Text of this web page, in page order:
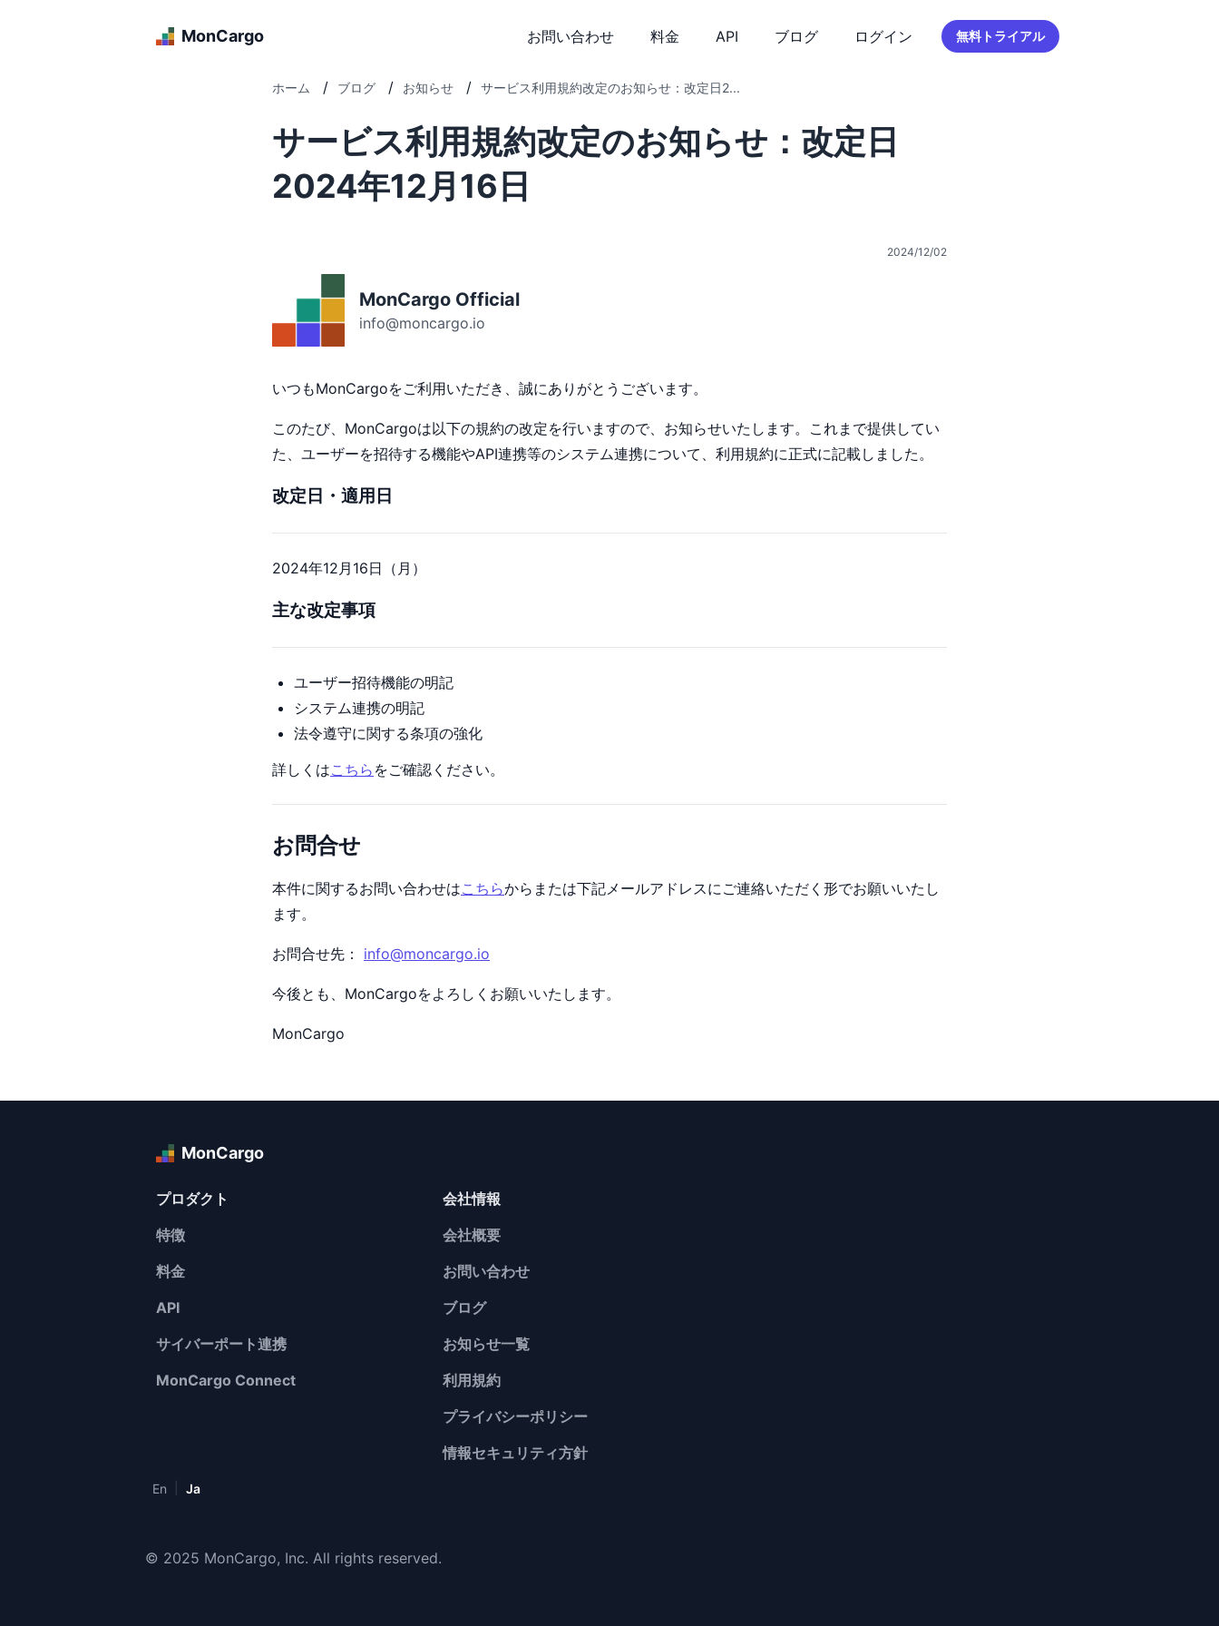
MonCargo お問い合わせ 料金 API ブログ ログイン 無料トライアル
ホーム / ブログ / お知らせ / サービス利用規約改定のお知らせ：改定日2...
サービス利用規約改定のお知らせ：改定日
2024年12月16日
2024/12/02
MonCargo Official
info@moncargo.io
いつもMonCargoをご利用いただき、誠にありがとうございます。
このたび、MonCargoは以下の規約の改定を行いますので、お知らせいたします。これまで提供してい
た、ユーザーを招待する機能やAPI連携等のシステム連携について、利用規約に正式に記載しました。
改定日・適用日
2024年12月16日（月）
主な改定事項
ユーザー招待機能の明記
システム連携の明記
法令遵守に関する条項の強化
詳しくはこちら をご確認ください。
お問合せ
本件に関するお問い合わせはこちらからまたは下記メールアドレスにご連絡いただく形でお願いいたし
ます。
お問合せ先： info@moncargo.io
今後とも、MonCargoをよろしくお願いいたします。
MonCargo
MonCargo
プロダクト
特徴
料金
API
サイバーポート連携
MonCargo Connect
会社情報
会社概要
お問い合わせ
ブログ
お知らせ一覧
利用規約
プライバシーポリシー
情報セキュリティ方針
En Ja
© 2025 MonCargo, Inc. All rights reserved.